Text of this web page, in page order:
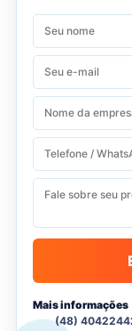
Mais informações
(48)